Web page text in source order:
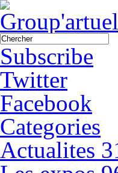
Subscribe
Twitter
Facebook
Categories
Actualites